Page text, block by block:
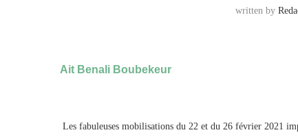
written by
Ait Benali Boubekeur
Les fabuleuses mobilisations du 22 et du 26 février 2021